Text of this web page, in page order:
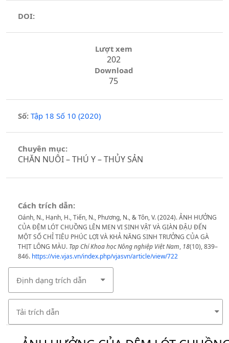
DOI:
Lượt xem
202
Download
75
Số: Tập 18 Số 10 (2020)
Chuyên mục:
CHĂN NUÔI – THÚ Y – THỦY SẢN
Cách trích dẫn:
Oánh, N., Hạnh, H., Tiến, N., Phương, N., & Tôn, V. (2024). ẢNH HƯỞNG
CỦA ĐỆM LÓT CHUỒNG LÊN MEN VI SINH VẬT VÀ GIÀN ĐẬU ĐẾN
MỘT SỐ CHỈ TIÊU PHÚC LỢI VÀ KHẢ NĂNG SINH TRƯỞNG CỦA GÀ
THỊT LÔNG MÀU. Tạp Chí Khoa học Nông nghiệp Việt Nam, 18(10), 839–
846. https://vie.vjas.vn/index.php/vjasvn/article/view/722
Định dạng trích dẫn
Tải trích dẫn